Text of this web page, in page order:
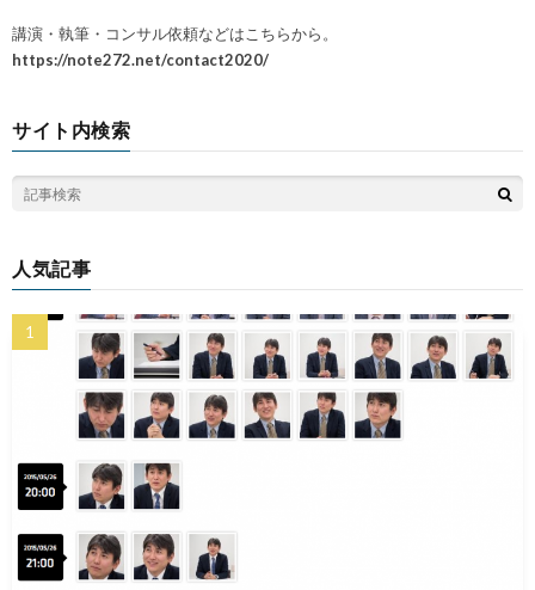
講演・執筆・コンサル依頼などはこちらから。
https://note272.net/contact2020/
サイト内検索
人気記事